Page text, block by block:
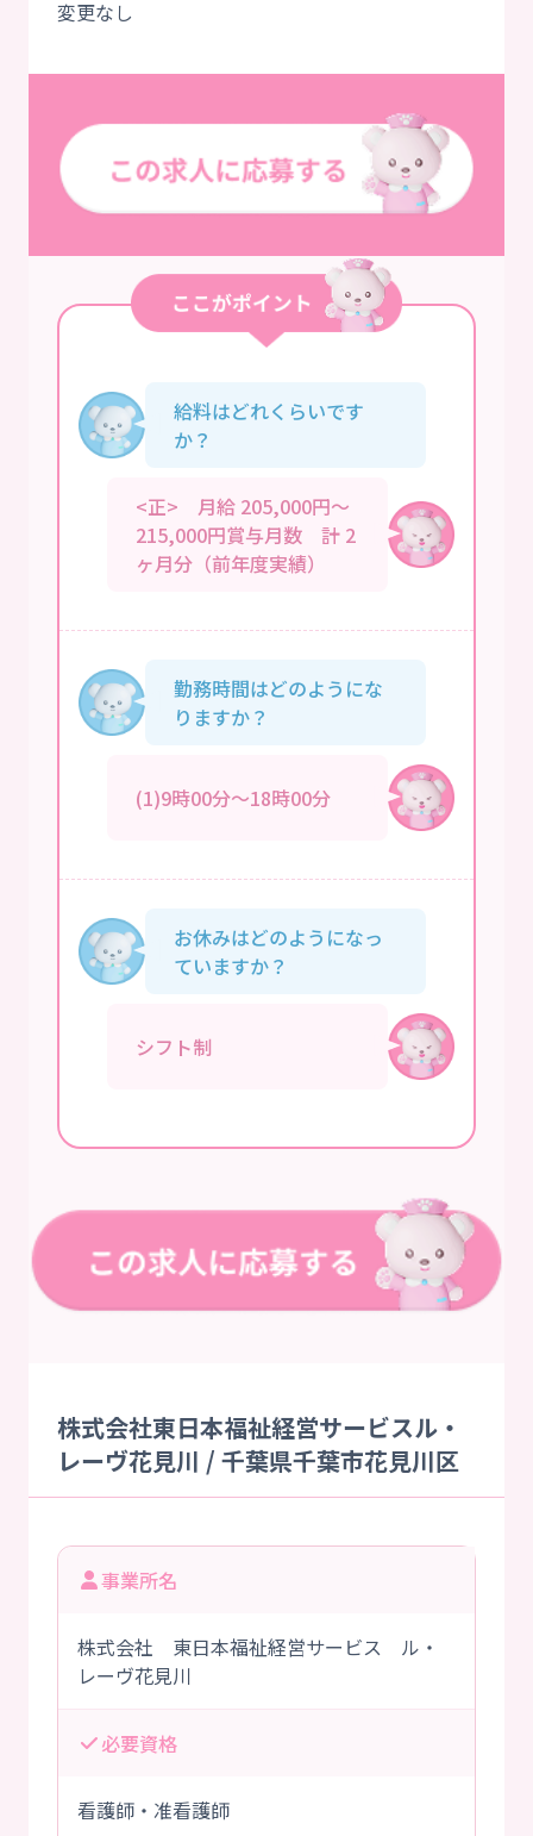
給料はどれくらいです
か？
<正> 月給 205,000円～
215,000円賞与月数 計 2
ヶ月分（前年度実績）
勤務時間はどのようにな
りますか？
(1)9時00分～18時00分
お休みはどのようになっ
ていますか？
シフト制
株式会社東日本福祉経営サービスル・
レーヴ花見川 / 千葉県千葉市花見川区
事業所名
株式会社 東日本福祉経営サービス ル・
レーヴ花見川
必要資格
看護師・准看護師